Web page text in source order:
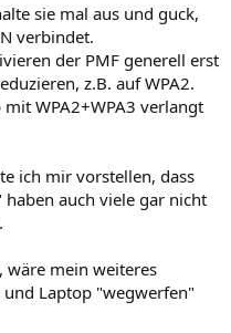
sie mal aus und guck,
verbindet.
der PMF generell erst
z.B. auf WPA2.
WPA2+WPA3 verlangt
ich mir vorstellen, dass
auch viele gar nicht
wäre mein weiteres
Laptop "wegwerfen"